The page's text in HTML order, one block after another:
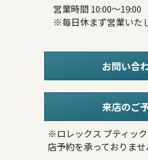
営業時間 10:00～19:00
※毎日休まず営業いた
お問い合
来店のご
※ロレックス ブティッ
店予約を承っておりませ